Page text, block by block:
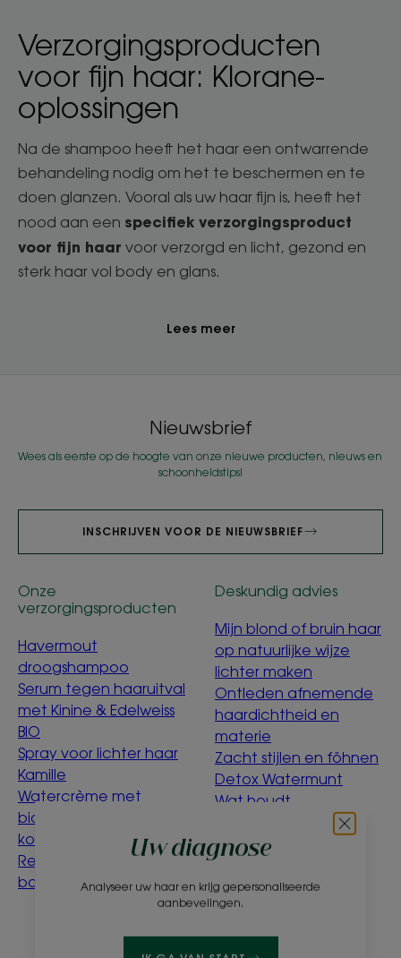
Verzorgingsproducten
voor fijn haar: Klorane-
oplossingen
Na de shampoo heeft het haar een ontwarrende
behandeling nodig om het te beschermen en te
doen glanzen. Vooral als uw haar fijn is, heeft het
nood aan een specifiek verzorgingsproduct
voor fijn haar voor verzorgd en licht, gezond en
sterk haar vol body en glans.
Lees meer
Uw diagnose
Analyseer uw haar en krijg gepersonaliseerde
aanbevelingen.
Nieuwsbrief
Wees als eerste op de hoogte van onze nieuwe producten, nieuws en
schoonheidstips!
INSCHRIJVEN VOOR DE NIEUWSBRIEF
Onze
verzorgingsproducten
Havermout
droogshampoo
Serum tegen haaruitval
met Kinine & Edelweiss
BIO
Spray voor lichter haar
Kamille
Watercrème met
biologische
korenbloem
Reinigingswater voor
baby's met Calendula
Deskundig advies
Mijn blond of bruin haar
op natuurlijke wijze
lichter maken
Ontleden afnemende
haardichtheid en
materie
Zacht stijlen en föhnen
Detox Watermunt
Wat houdt